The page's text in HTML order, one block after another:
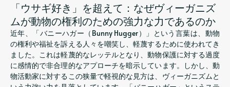
「ウサギ好き」を超えて：なぜヴィーガニズ
ムが動物の権利のための強力な力であるのか
近年、「バニーハガー（Bunny Hugger）」という言葉は、動物
の権利や福祉を訴える人々を嘲笑し、軽蔑するために使われてき
ました。これは軽蔑的なレッテルとなり、動物保護に対する過度
に感情的で非合理的なアプローチを暗示しています。しかし、動
物活動家に対するこの狭量で軽視的な見方は、ヴィーガニズムと